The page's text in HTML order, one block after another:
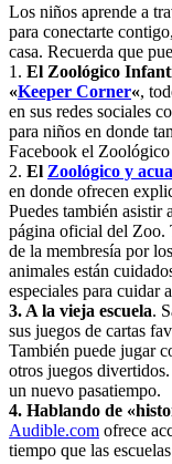
Los niños aprende a
para conectarte
casa. Recuerda que
1. El Zoológico
«Keeper Corner«,
en sus redes sociales
para niños en donde
Facebook el
2. El Zoológico y
en donde ofrecen
Puedes también asistir
página oficial del Zoo.
de la membresía por
animales están
especiales para cuidar
3. A la vieja escuela.
sus juegos de cartas
También puede jugar
otros juegos
un nuevo pasatiempo.
4. Hablando de
Audible.com ofrece
tiempo que las